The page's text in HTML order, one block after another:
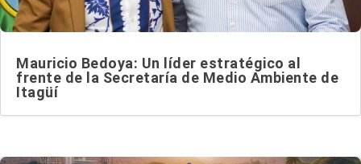
Mauricio Bedoya: Un líder estratégico al
frente de la Secretaría de Medio Ambiente de
Itagüí